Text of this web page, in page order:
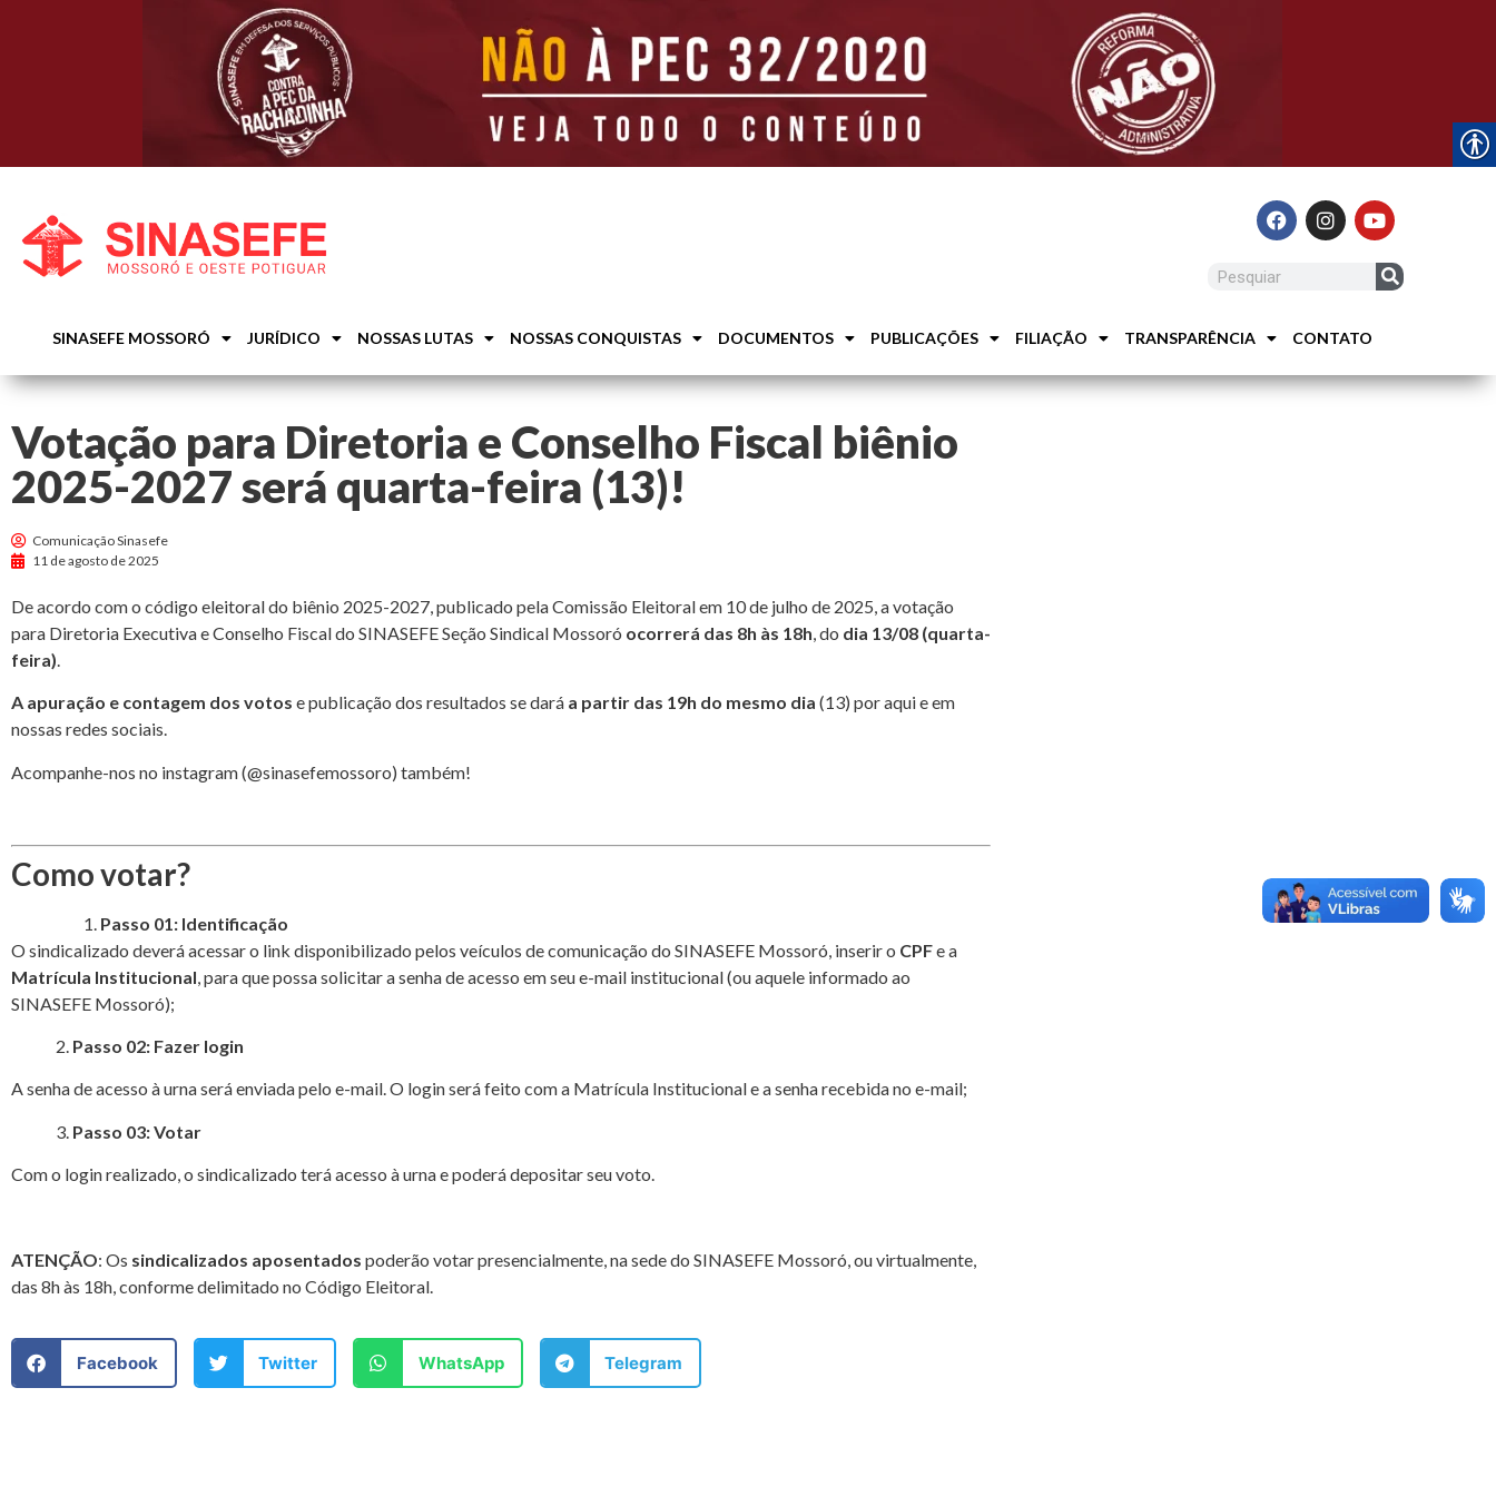
SINASEFE MOSSORÓ JURÍDICO NOSSAS LUTAS NOSSAS CONQUISTAS DOCUMENTOS PUBLICAÇÕES FILIAÇÃO TRANSPARÊNCIA CONTATO
Votação para Diretoria e Conselho Fiscal biênio
2025-2027 será quarta-feira (13)!
Comunicação Sinasefe
11 de agosto de 2025
De acordo com o código eleitoral do biênio 2025-2027, publicado pela Comissão Eleitoral em 10 de julho de 2025, a votação
para Diretoria Executiva e Conselho Fiscal do SINASEFE Seção Sindical Mossoró ocorrerá das 8h às 18h, do dia 13/08 (quarta-
feira).
A apuração e contagem dos votos e publicação dos resultados se dará a partir das 19h do mesmo dia (13) por aqui e em
nossas redes sociais.
Acompanhe-nos no instagram (@sinasefemossoro) também!
Como votar?
Passo 01: Identificação
O sindicalizado deverá acessar o link disponibilizado pelos veículos de comunicação do SINASEFE Mossoró, inserir o CPFe a
Matrícula Institucional , para que possa solicitar a senha de acesso em seu e-mail institucional (ou aquele informado ao
SINASEFE Mossoró);
2. Passo 02: Fazer login
A senha de acesso à urna será enviada pelo e-mail. O login será feito com a Matrícula Institucional e a senha recebida no e-mail;
3. Passo 03: Votar
Com o login realizado, o sindicalizado terá acesso à urna e poderá depositar seu voto.
ATENÇÃO: Os sindicalizados aposentados poderão votar presencialmente, na sede do SINASEFE Mossoró, ou virtualmente,
das 8h às 18h, conforme delimitado no Código Eleitoral.
Facebook Twitter WhatsApp Telegram